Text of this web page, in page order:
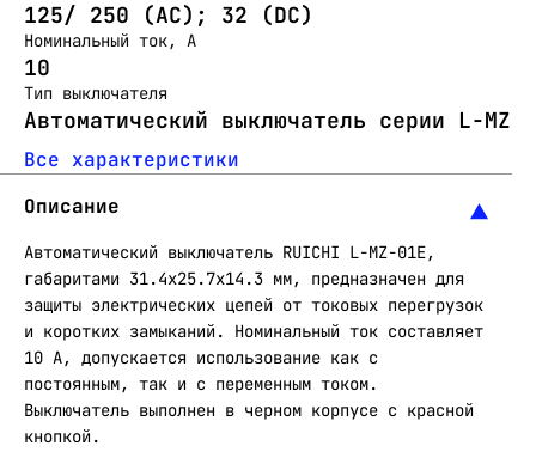
125/ 250 (АС); 32 (DC)
Номинальный ток, А
10
Тип выключателя
Автоматический выключатель серии L-MZ
Все характеристики
Описание
Автоматический выключатель RUICHI L-MZ-01E,
габаритами 31.4х25.7х14.3 мм, предназначен для
защиты электрических цепей от токовых перегрузок
и коротких замыканий. Номинальный ток составляет
10 А, допускается использование как с
постоянным, так и с переменным током.
Выключатель выполнен в черном корпусе с красной
кнопкой.